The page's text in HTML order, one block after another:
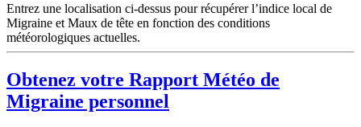
Entrez une localisation ci-dessus pour récupérer l’indice local de
Migraine et Maux de tête en fonction des conditions
météorologiques actuelles.
Obtenez votre Rapport Météo de
Migraine personnel